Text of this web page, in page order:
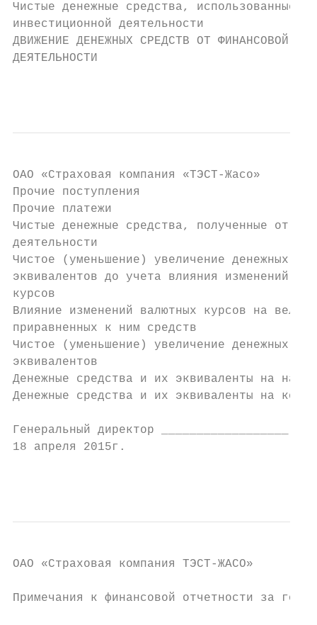
Чистые денежные средства, использованные в
инвестиционной деятельности
ДВИЖЕНИЕ ДЕНЕЖНЫХ СРЕДСТВ ОТ ФИНАНСОВОЙ
ДЕЯТЕЛЬНОСТИ
ОAО «Страховая компания «ТЭСТ-Жасо»
Прочие поступления
Прочие платежи
Чистые денежные средства, полученные от
деятельности
Чистое (уменьшение) увеличение денежных
эквивалентов до учета влияния изменений
курсов
Влияние изменений валютных курсов на
приравненных к ним средств
Чистое (уменьшение) увеличение денежных
эквивалентов
Денежные средства и их эквиваленты на
Денежные средства и их эквиваленты на
Генеральный директор __________________
18 апреля 2015г.
ОAО «Страховая компания ТЭСТ-ЖАСО»
Примечания к финансовой отчетности за